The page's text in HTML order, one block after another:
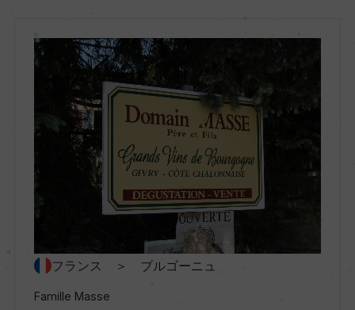
コート・シャロネーズ
スティルワイン
フランス ＞ ブルゴーニュ
Famille Masse